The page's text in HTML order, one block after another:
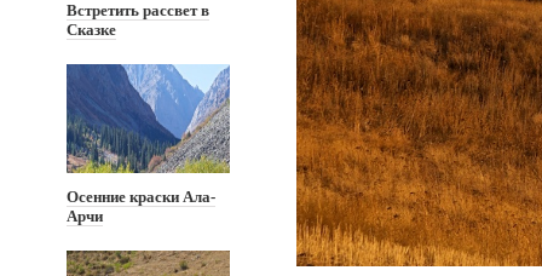
Встретить рассвет в
Сказке
Осенние краски Ала-
Арчи